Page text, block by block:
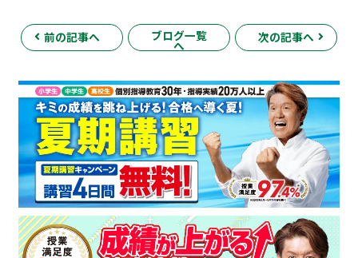
前の記事へ ブログ一覧
へ
次の記事へ